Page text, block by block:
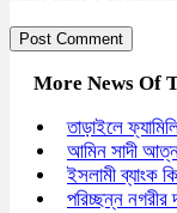
More News Of
তাড়াইলে
আমিন সাদী
ইসলামী ব্যাংক
পরিচ্ছন্ন নগরীর